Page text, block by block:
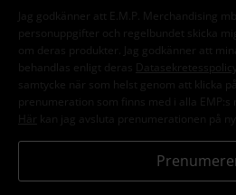
Jag godkänner att E.M.P. Merchandising
personuppgifter och regelbundet skicka
om deras produkter. Jag godkänner att
behandlas enligt deras
Datasekretesspolicy
samtycke när som helst genom att klicka
prenumeration som finns med i alla EMP:s
Här kan jag avsluta prenumerationen på